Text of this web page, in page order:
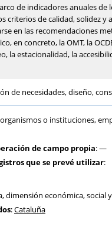
de indicadores anuales
criterios de calidad, solidez
en las recomendaciones
en concreto, la OMT, la
la estacionalidad, la
de necesidades, diseño,
o instituciones,
de campo propia: —
que se prevé utilizar:
dimensión económica, social
:Cataluña